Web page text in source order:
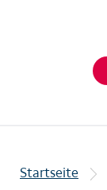
Startseite